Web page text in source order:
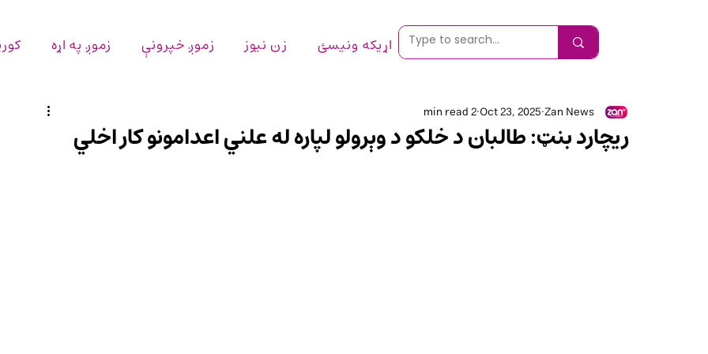
زموږ په اړه زموږ خپرونې زن نیوز اړیکه ونیسئ
ريچارد بنټ: طالبان د خلکو د وېرولو لپاره له علني اعدامونو کار اخلي
Zan News
Oct 23, 2025
2 min read